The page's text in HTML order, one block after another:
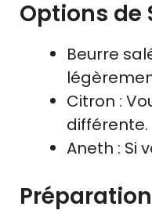
Options de
Beurre
Citron :
différente.
Aneth : Si
Préparation